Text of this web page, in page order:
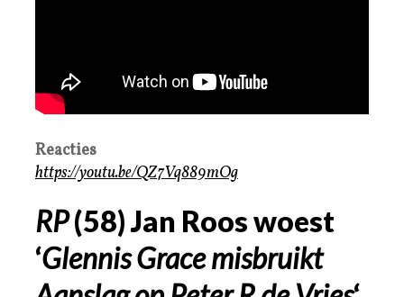
Reacties
https://youtu.be/QZ7Vq889mOg
RP(58) Jan Roos woest
‘Glennis Grace misbruikt